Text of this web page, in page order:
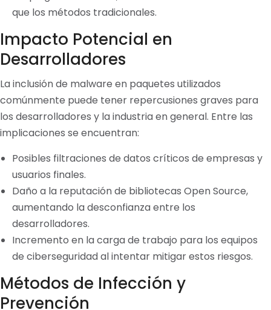
que los métodos tradicionales.
Impacto Potencial en
Desarrolladores
La inclusión de malware en paquetes utilizados
comúnmente puede tener repercusiones graves para
los desarrolladores y la industria en general. Entre las
implicaciones se encuentran:
Posibles filtraciones de datos críticos de empresas y
usuarios finales.
Daño a la reputación de bibliotecas Open Source,
aumentando la desconfianza entre los
desarrolladores.
Incremento en la carga de trabajo para los equipos
de ciberseguridad al intentar mitigar estos riesgos.
Métodos de Infección y
Prevención